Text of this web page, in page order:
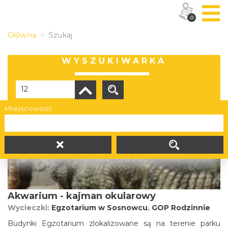
Główna Szukaj
WYSZUKIWARKA
Miejscowość
Akwarium - kajman okularowy
Wycieczki: Egzotarium w Sosnowcu, GOP Rodzinnie
Budynki Egzotarium zlokalizowane są na terenie parku
0